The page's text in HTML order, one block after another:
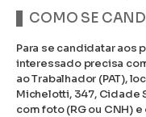
COMO SE
Para se candidatar aos
interessado precisa
ao Trabalhador (PAT),
Michelotti, 347, Cidade
com foto (RG ou CNH) e